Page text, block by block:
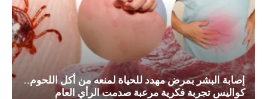
إصابة البشر بمرض مهدد للحياة لمنعه من أكل اللحوم..
كواليس تجربة فكرية مرعبة صدمت الرأي العام